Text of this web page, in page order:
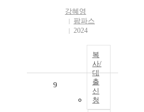
강혜영
팜파스
2024
복
사/
대
출
신
청
9